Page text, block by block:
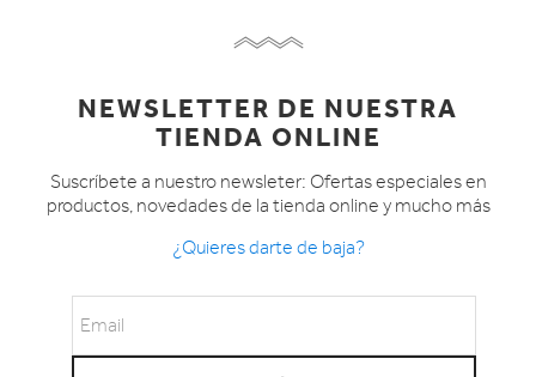
NEWSLETTER DE NUESTRA
TIENDA ONLINE
Suscríbete a nuestro newsleter: Ofertas especiales en
productos, novedades de la tienda online y mucho más
¿Quieres darte de baja?